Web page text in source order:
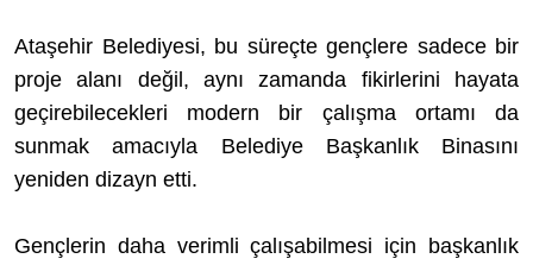
Ataşehir Belediyesi, bu süreçte gençlere sadece bir
proje alanı değil, aynı zamanda fikirlerini hayata
geçirebilecekleri modern bir çalışma ortamı da
sunmak amacıyla Belediye Başkanlık Binasını
yeniden dizayn etti.
Gençlerin daha verimli çalışabilmesi için başkanlık